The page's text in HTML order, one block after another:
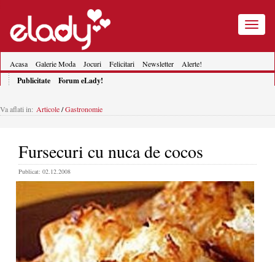
Toggle
Acasa Galerie Moda Jocuri Felicitari Newsletter Alerte!
Publicitate Forum eLady!
Va aflati in: Articole/Gastronomie
Fursecuri cu nuca de cocos
Publicat: 02.12.2008